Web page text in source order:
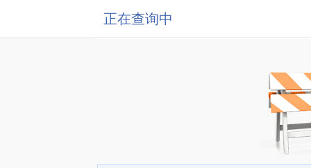
正在查询中